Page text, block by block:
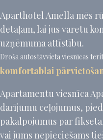
Aparthotel Amella mēs
detaļām, lai jūs varētu
uzņēmuma attīstību.
Droša autostāvvieta viesnīcas
komfortablai
Apartamentu viesnīca
darījumu ceļojumus,
pakalpojumus par
vai jums nepieciešams